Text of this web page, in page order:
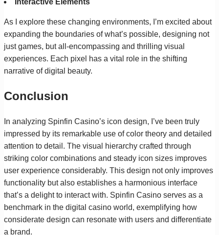
Interactive Elements
As I explore these changing environments, I’m excited about
expanding the boundaries of what’s possible, designing not
just games, but all-encompassing and thrilling visual
experiences. Each pixel has a vital role in the shifting
narrative of digital beauty.
Conclusion
In analyzing Spinfin Casino’s icon design, I’ve been truly
impressed by its remarkable use of color theory and detailed
attention to detail. The visual hierarchy crafted through
striking color combinations and steady icon sizes improves
user experience considerably. This design not only improves
functionality but also establishes a harmonious interface
that’s a delight to interact with. Spinfin Casino serves as a
benchmark in the digital casino world, exemplifying how
considerate design can resonate with users and differentiate
a brand.